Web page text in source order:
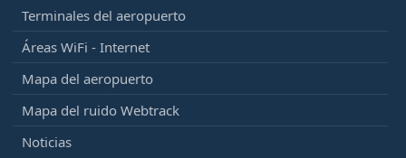
Terminales del aeropuerto
Áreas WiFi - Internet
Mapa del aeropuerto
Mapa del ruido Webtrack
Noticias